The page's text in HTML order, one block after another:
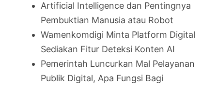
Artificial Intelligence dan Pentingnya
Pembuktian Manusia atau Robot
Wamenkomdigi Minta Platform Digital
Sediakan Fitur Deteksi Konten AI
Pemerintah Luncurkan Mal Pelayanan
Publik Digital, Apa Fungsi Bagi